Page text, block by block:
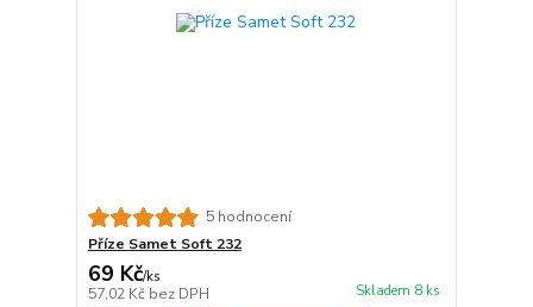
5 hodnocení
Příze Samet Soft 232
69 Kč/ks
57,02 Kč bez DPH Skladem 8 ks